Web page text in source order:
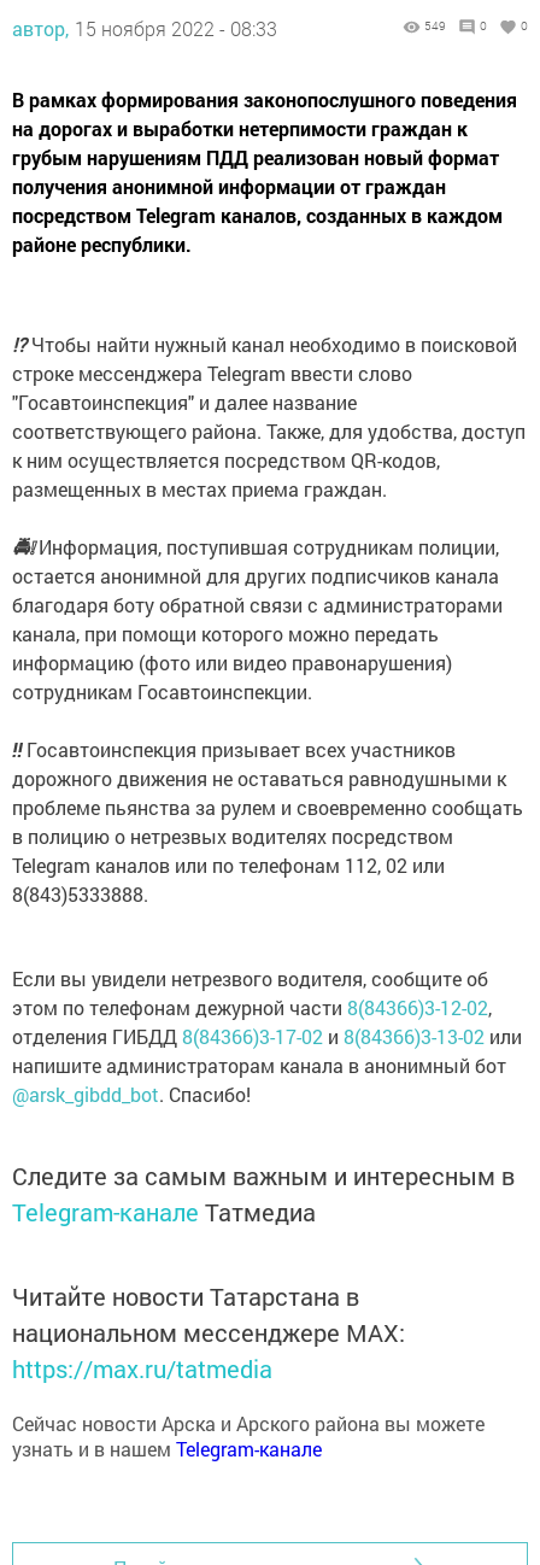
автор, 15 ноября 2022 - 08:33 549 0 0
В рамках формирования законопослушного поведения
на дорогах и выработки нетерпимости граждан к
грубым нарушениям ПДД реализован новый формат
получения анонимной информации от граждан
посредством Telegram каналов, созданных в каждом
районе республики.
⁉️Чтобы найти нужный канал необходимо в поисковой
строке мессенджера Telegram ввести слово
"Госавтоинспекция" и далее название
соответствующего района. Также, для удобства, доступ
к ним осуществляется посредством QR-кодов,
размещенных в местах приема граждан.
🚔❕Информация, поступившая сотрудникам полиции,
остается анонимной для других подписчиков канала
благодаря боту обратной связи с администраторами
канала, при помощи которого можно передать
информацию (фото или видео правонарушения)
сотрудникам Госавтоинспекции.
‼️Госавтоинспекция призывает всех участников
дорожного движения не оставаться равнодушными к
проблеме пьянства за рулем и своевременно сообщать
в полицию о нетрезвых водителях посредством
Telegram каналов или по телефонам 112, 02 или
8(843)5333888.
Если вы увидели нетрезвого водителя, сообщите об
этом по телефонам дежурной части 8(84366)3-12-02,
отделения ГИБДД8(84366)3-17-02 и 8(84366)3-13-02 или
напишите администраторам канала в анонимный бот
@arsk_gibdd_bot. Спасибо!
Следите за самым важным и интересным в
Telegram-канале Татмедиа
Читайте новости Татарстана в
национальном мессенджере MАХ:
https://max.ru/tatmedia
Сейчас новости Арска и Арского района вы можете
узнать и в нашем Telegram-канале